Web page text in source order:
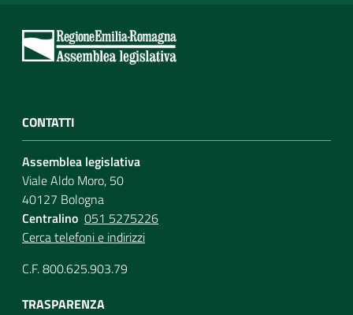
CONTATTI
Assemblea legislativa
Viale Aldo Moro, 50
40127 Bologna
Centralino 051 5275226
Cerca telefoni e indirizzi
C.F. 800.625.903.79
TRASPARENZA